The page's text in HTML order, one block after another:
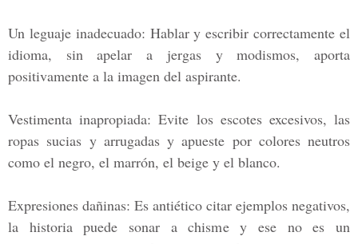
Un leguaje inadecuado: Hablar y escribir correctamente el
idioma, sin apelar a jergas y modismos, aporta
positivamente a la imagen del aspirante.
Vestimenta inapropiada: Evite los escotes excesivos, las
ropas sucias y arrugadas y apueste por colores neutros
como el negro, el marrón, el beige y el blanco.
Expresiones dañinas: Es antiético citar ejemplos negativos,
la historia puede sonar a chisme y ese no es un